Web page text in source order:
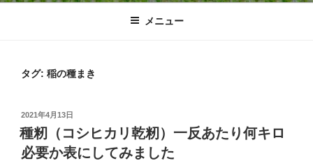
メニュー
タグ: 稲の種まき
投
稿
日:
2021年4月13日
種籾（コシヒカリ乾籾）一反あたり何キロ
必要か表にしてみました